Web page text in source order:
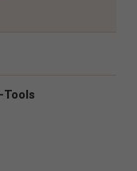
Tools